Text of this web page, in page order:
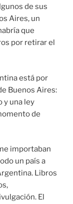
de sus
Aires, un
que
por retirar el
está por
Buenos Aires:
y una ley
de
importaban
un país a
Libros
El